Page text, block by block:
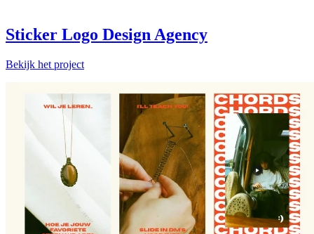
Sticker Logo Design Agency
Bekijk het project